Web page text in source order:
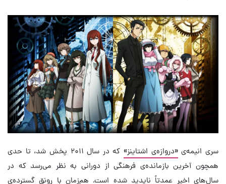
سری انیمه‌ی«دروازه‌ی اشتاینز»
که در سال ۲۰۱۱ پخش شد، تا حدی
همچون آخرین بازمانده‌ی فرهنگی از دورانی به نظر می‌رسد که در
سال‌های اخیر عمدتاً ناپدید شده است. هم‌زمان با رونق گسترده‌ی